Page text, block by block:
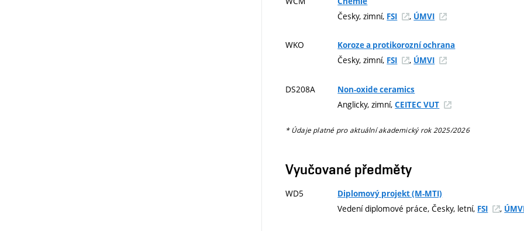
Česky, zimní, FSI , ÚMVI
WKO Koroze a protikorozní ochrana
Česky, zimní, FSI , ÚMVI
DS208A Non-oxide ceramics
Anglicky, zimní,CEITEC VUT
* Údaje platné pro aktuální akademický rok 2025/2026
Vyučované předměty
WD5 Diplomový projekt (M-MTI)
Vedení diplomové práce, Česky, letní, FSI ,